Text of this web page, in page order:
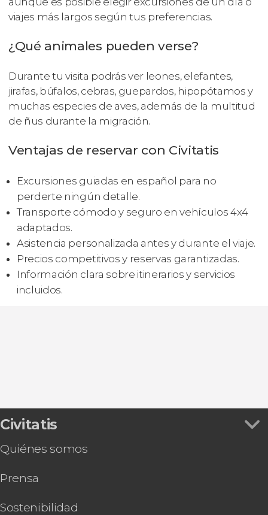
viajes más largos según tus preferencias.
¿Qué animales pueden verse?
Durante tu visita podrás ver leones, elefantes,
jirafas, búfalos, cebras, guepardos, hipopótamos y
muchas especies de aves, además de la multitud
de ñus durante la migración.
Ventajas de reservar con Civitatis
Excursiones guiadas en español para no
perderte ningún detalle.
Transporte cómodo y seguro en vehículos 4x4
adaptados.
Asistencia personalizada antes y durante el viaje.
Precios competitivos y reservas garantizadas.
Información clara sobre itinerarios y servicios
incluidos.
Civitatis
Quiénes somos
Prensa
Sostenibilidad